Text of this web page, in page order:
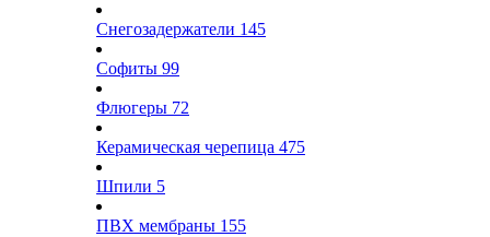
Снегозадержатели 145
Софиты 99
Флюгеры 72
Керамическая черепица 475
Шпили 5
ПВХ мембраны 155